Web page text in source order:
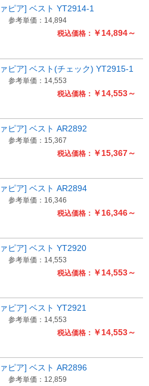
税込価格： ￥14,894～
ピア] ベスト YT2914-1
参考単価：14,894
税込価格： ￥14,553～
ピア] ベスト(チェック) YT2915-1
参考単価：14,553
税込価格： ￥15,367～
ピア] ベスト AR2892
参考単価：15,367
税込価格： ￥16,346～
ピア] ベスト AR2894
参考単価：16,346
税込価格： ￥14,553～
ピア] ベスト YT2920
参考単価：14,553
税込価格： ￥14,553～
ピア] ベスト YT2921
参考単価：14,553
ピア] ベスト AR2896
参考単価：12,859